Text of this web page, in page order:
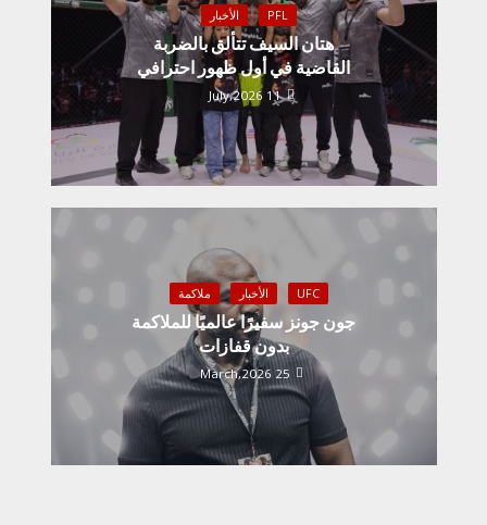
PFL الأخبار
هتان السيف تتألق بالضربة
القاضية في أول ظهور احترافي
11 July,2026
UFC الأخبار ملاكمة
جون جونز سفيرًا عالميًا للملاكمة
بدون قفازات
25 March,2026